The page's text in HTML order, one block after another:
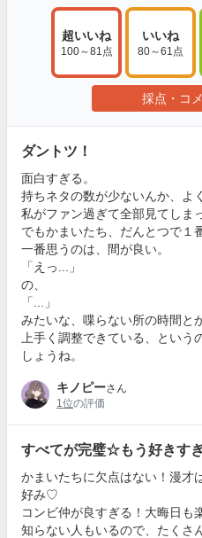
超いいね
100～81点
いいね
80～61点
採点・コ
ダントツ！
面白すぎる。
持ちネタの数が少ないんか、よ
私がファン過ぎて全部見てしま
でもかまいたち、だんとつで１
一番思うのは、間が良い。
「えっ...」
の、
「...」
みたいな、喋らない所の時間と
上手く調整できている、とい
しょうね。
キノピーさん
1位の評価
すべてが完璧☆もう好きす
かまいたちに欠点はない！漫才
好み♡
コンビ仲が良すぎる！大晦日
知らない人もいるので、たくさ